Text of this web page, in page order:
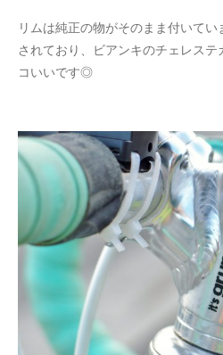
リムは純正の物がそのまま付いて
されており、ビアンキのチェレス
コいいです◎